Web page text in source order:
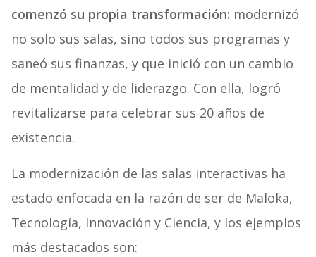
comenzó su propia transformación: modernizó
no solo sus salas, sino todos sus programas y
saneó sus finanzas, y que inició con un cambio
de mentalidad y de liderazgo. Con ella, logró
revitalizarse para celebrar sus 20 años de
existencia.
La modernización de las salas interactivas ha
estado enfocada en la razón de ser de Maloka,
Tecnología, Innovación y Ciencia, y los ejemplos
más destacados son: